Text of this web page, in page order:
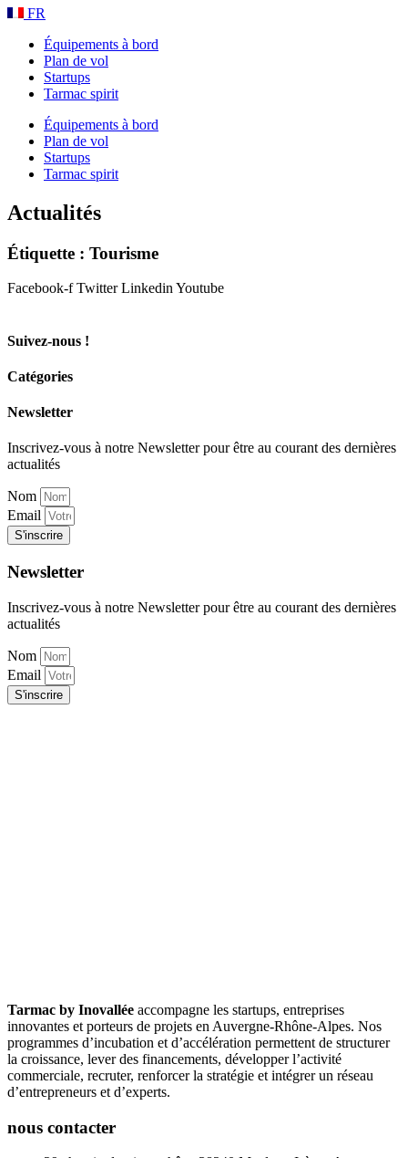
FR
Équipements à bord
Plan de vol
Startups
Tarmac spirit
Équipements à bord
Plan de vol
Startups
Tarmac spirit
Actualités
Étiquette : Tourisme
Facebook-f Twitter Linkedin Youtube
Suivez-nous !
Catégories
Newsletter
Inscrivez-vous à notre Newsletter pour être au courant des dernières
actualités
Nom
Email
S'inscrire
Newsletter
Inscrivez-vous à notre Newsletter pour être au courant des dernières
actualités
Nom
Email
S'inscrire
Tarmac by Inovallée accompagne les startups, entreprises
innovantes et porteurs de projets en Auvergne-Rhône-Alpes. Nos
programmes d’incubation et d’accélération permettent de structurer
la croissance, lever des financements, développer l’activité
commerciale, recruter, renforcer la stratégie et intégrer un réseau
d’entrepreneurs et d’experts.
nous contacter